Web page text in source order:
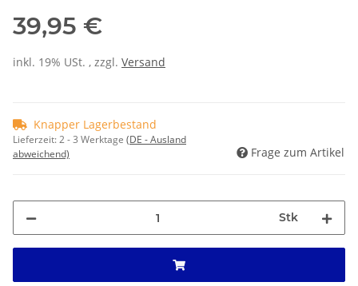
39,95 €
inkl. 19% USt. , zzgl. Versand
Knapper Lagerbestand
Lieferzeit:2 - 3 Werktage (DE - Ausland
abweichend)
Frage zum Artikel
Stk